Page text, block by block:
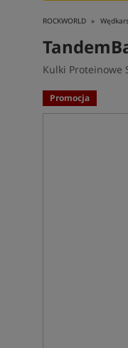
ROCKWORLD
Kulki Proteinowe
Promocja